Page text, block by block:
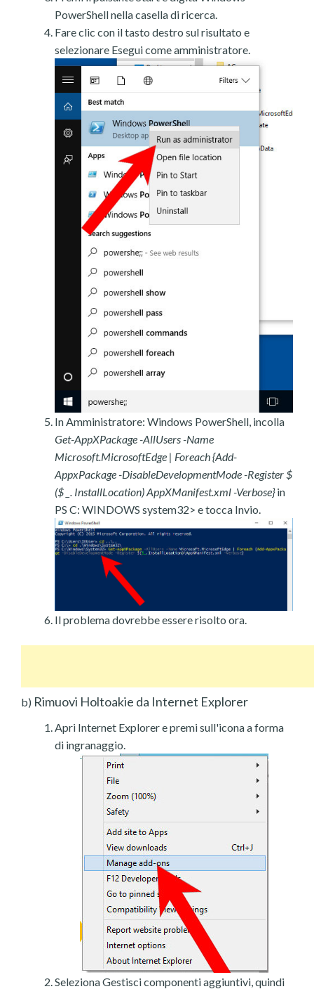
PowerShell nella casella di ricerca.
Fare clic con il tasto destro sul risultato e
selezionare Esegui come amministratore.
In Amministratore: Windows PowerShell, incolla
Get-AppXPackage -AllUsers -Name
Microsoft.MicrosoftEdge | Foreach {Add-
AppxPackage -DisableDevelopmentMode -Register $
($ _. InstallLocation) AppXManifest.xml -Verbose}in
PS C: WINDOWS system32> e tocca Invio.
Il problema dovrebbe essere risolto ora.
b) Rimuovi Holtoakie da Internet Explorer
Apri Internet Explorer e premi sull'icona a forma
di ingranaggio.
Seleziona Gestisci componenti aggiuntivi, quindi